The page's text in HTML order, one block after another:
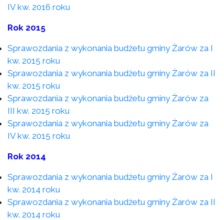
IV kw. 2016 roku
Rok 2015
Sprawozdania z wykonania budżetu gminy Żarów za I
kw. 2015 roku
Sprawozdania z wykonania budżetu gminy Żarów za II
kw. 2015 roku
Sprawozdania z wykonania budżetu gminy Żarów za
III kw. 2015 roku
Sprawozdania z wykonania budżetu gminy Żarów za
IV kw. 2015 roku
Rok 2014
Sprawozdania z wykonania budżetu gminy Żarów za I
kw. 2014 roku
Sprawozdania z wykonania budżetu gminy Żarów za II
kw. 2014 roku